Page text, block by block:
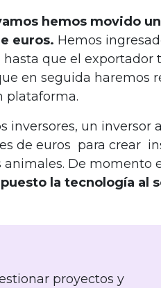
hemos movido
euros. Hemos
hasta que el exportador
en seguida haremos
plataforma.
inversores, un inversor
de euros para crear
De momento
la tecnología al
proyectos y